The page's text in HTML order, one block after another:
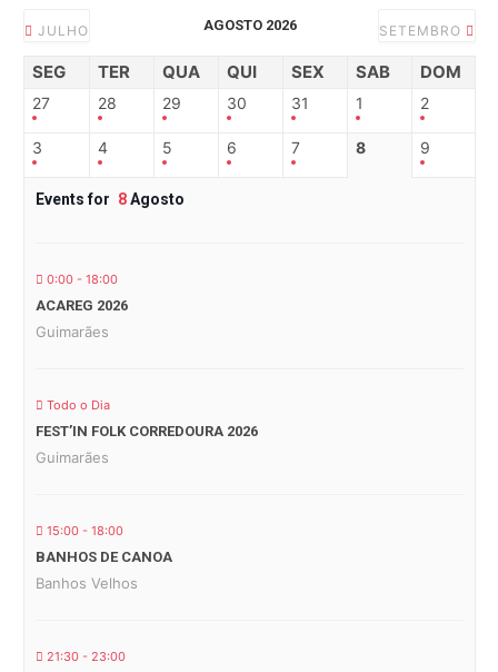
JULHO AGOSTO 2026 SETEMBRO
SEG TER QUA QUI SEX SAB DOM
27 28 29 30 31 1 2
3 4 5 6 7 8 9
Events for 8Agosto
0:00 - 18:00
ACAREG 2026
Guimarães
Todo o Dia
FEST’IN FOLK CORREDOURA 2026
Guimarães
15:00 - 18:00
BANHOS DE CANOA
Banhos Velhos
21:30 - 23:00